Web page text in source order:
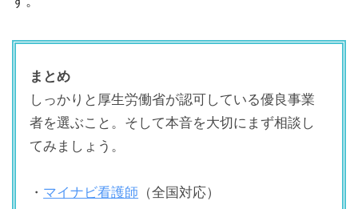
まとめ
しっかりと厚生労働省が認可している優良事業
者を選ぶこと。そして本音を大切にまず相談し
てみましょう。
・ マイナビ看護師 （全国対応）